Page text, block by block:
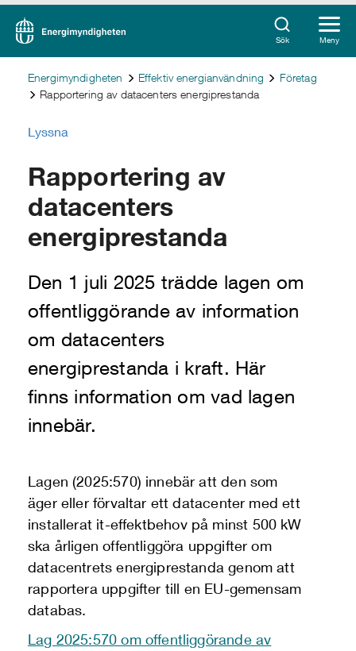
Sök Meny
Energimyndigheten Effektiv energianvändning
Företag
Rapportering av datacenters energiprestanda
Lyssna
Rapportering av
datacenters
energiprestanda
Den 1 juli 2025 trädde lagen om
offentliggörande av information
om datacenters
energiprestanda i kraft. Här
finns information om vad lagen
innebär.
Lagen (2025:570) innebär att den som
äger eller förvaltar ett datacenter med ett
installerat it-effektbehov på minst 500 kW
ska årligen offentliggöra uppgifter om
datacentrets energiprestanda genom att
rapportera uppgifter till en EU-gemensam
databas.
Lag 2025:570 om offentliggörande av